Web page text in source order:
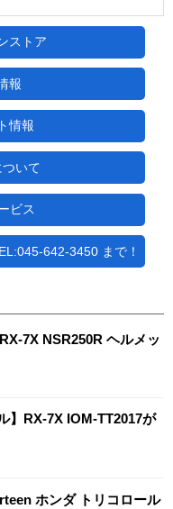
ストア
報
情報
いて
ビス
642-3450 まで！
7X NSR250R ヘルメッ
】RX-7X IOM-TT2017が
ホンダ トリコロール